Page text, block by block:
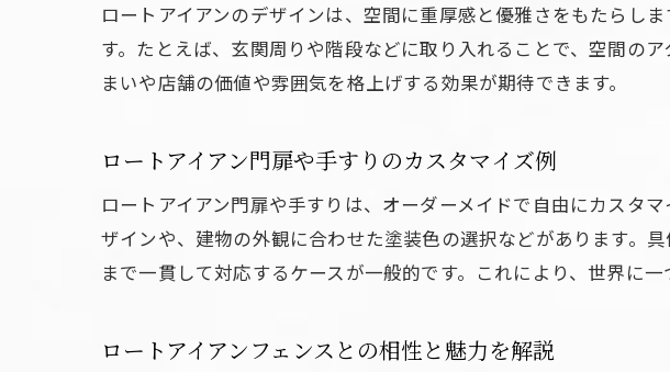
ロートアイアンのデザインは、空間に重厚感と優雅さをもたらし
す。たとえば、玄関周りや階段などに取り入れることで、空間の
まいや店舗の価値や雰囲気を格上げする効果が期待できます。
ロートアイアン門扉や手すりのカスタマイズ例
ロートアイアン門扉や手すりは、オーダーメイドで自由にカスタ
ザインや、建物の外観に合わせた塗装色の選択などがあります。
まで一貫して対応するケースが一般的です。これにより、世界に
ロートアイアンフェンスとの相性と魅力を解説